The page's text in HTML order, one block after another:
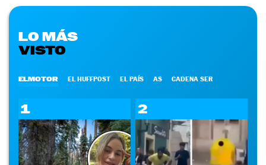
LO MÁS
VISTO
ELMOTOR EL HUFFPOST EL PAÍS AS CADENA SER
1 2